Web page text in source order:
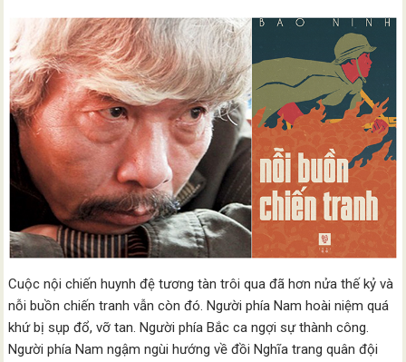
Cuộc nội chiến huynh đệ tương tàn trôi qua đã hơn nửa thế kỷ và
nỗi buồn chiến tranh vẫn còn đó. Người phía Nam hoài niệm quá
khứ bị sụp đổ, vỡ tan. Người phía Bắc ca ngợi sự thành công.
Người phía Nam ngậm ngùi hướng về đồi Nghĩa trang quân đội